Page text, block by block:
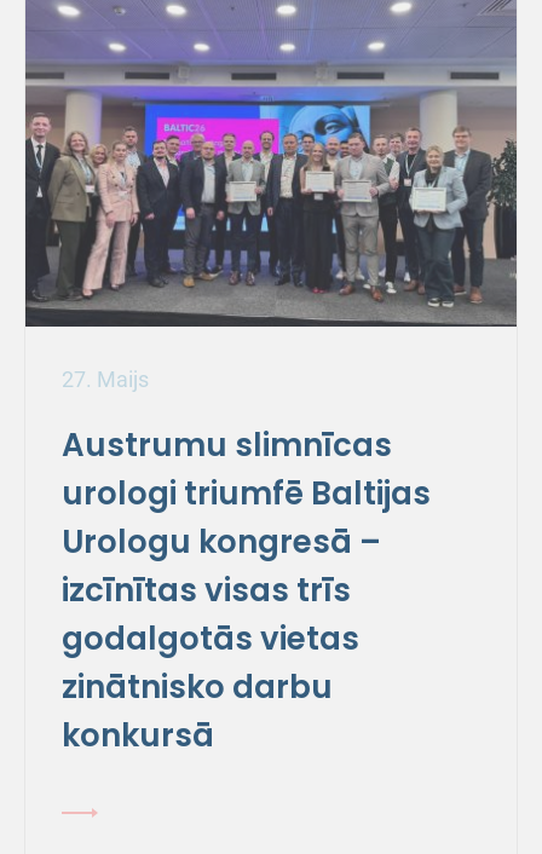
27. Maijs
Austrumu slimnīcas
urologi triumfē Baltijas
Urologu kongresā –
izcīnītas visas trīs
godalgotās vietas
zinātnisko darbu
konkursā